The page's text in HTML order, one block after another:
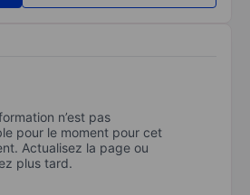
n’est pas
pour le moment pour cet
Actualisez la page ou
plus tard.